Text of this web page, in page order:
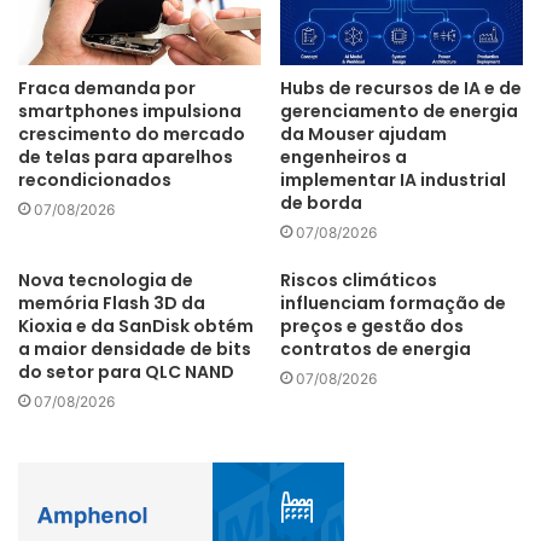
comunicação e colaboração, e aceleração do teletrabalho.
Já os impactos negativos são a paralização de projetos e a
receita média do cliente (ARPU) de rede móvel e fixa.
“Durante o isolamento social a banda larga é uma
possibilidade de entretenimento familiar, de estudar e
desempenhar atividades remotamente em regime de
home office. No Brasil, para aqueles que não possuem o
serviço de banda-larga em suas casas, os smartphones
para receber os auxílios do governo, o que reforça a
importância do setor e dos serviços de telecomunicações”,
explica Saboia.
telecomunicações e o cenário do 5G são parecidos com o
Fraca demanda por
smartphones impulsiona
crescimento do mercado
de telas para aparelhos
recondicionados
07/08/2026
Hubs de recursos de IA e de
gerenciamento de energia
da Mouser ajudam
engenheiros a
implementar IA industrial
de borda
07/08/2026
Nova tecnologia de
memória Flash 3D da
Kioxia e da SanDisk obtém
a maior densidade de bits
do setor para QLC NAND
07/08/2026
Riscos climáticos
influenciam formação de
preços e gestão dos
contratos de energia
07/08/2026